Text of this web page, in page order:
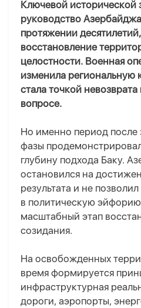
Ключевой исторической
руководство
протяжении
восстановление
целостности. Военная
изменила региональную
стала точкой
вопросе.
Но именно период после
фазы
глубину подхода Баку.
остановился на
результата и не
в политическую
масштабный этап
созидания.
На освобожденных
время формируется
инфраструктурная
дороги, аэропорты,